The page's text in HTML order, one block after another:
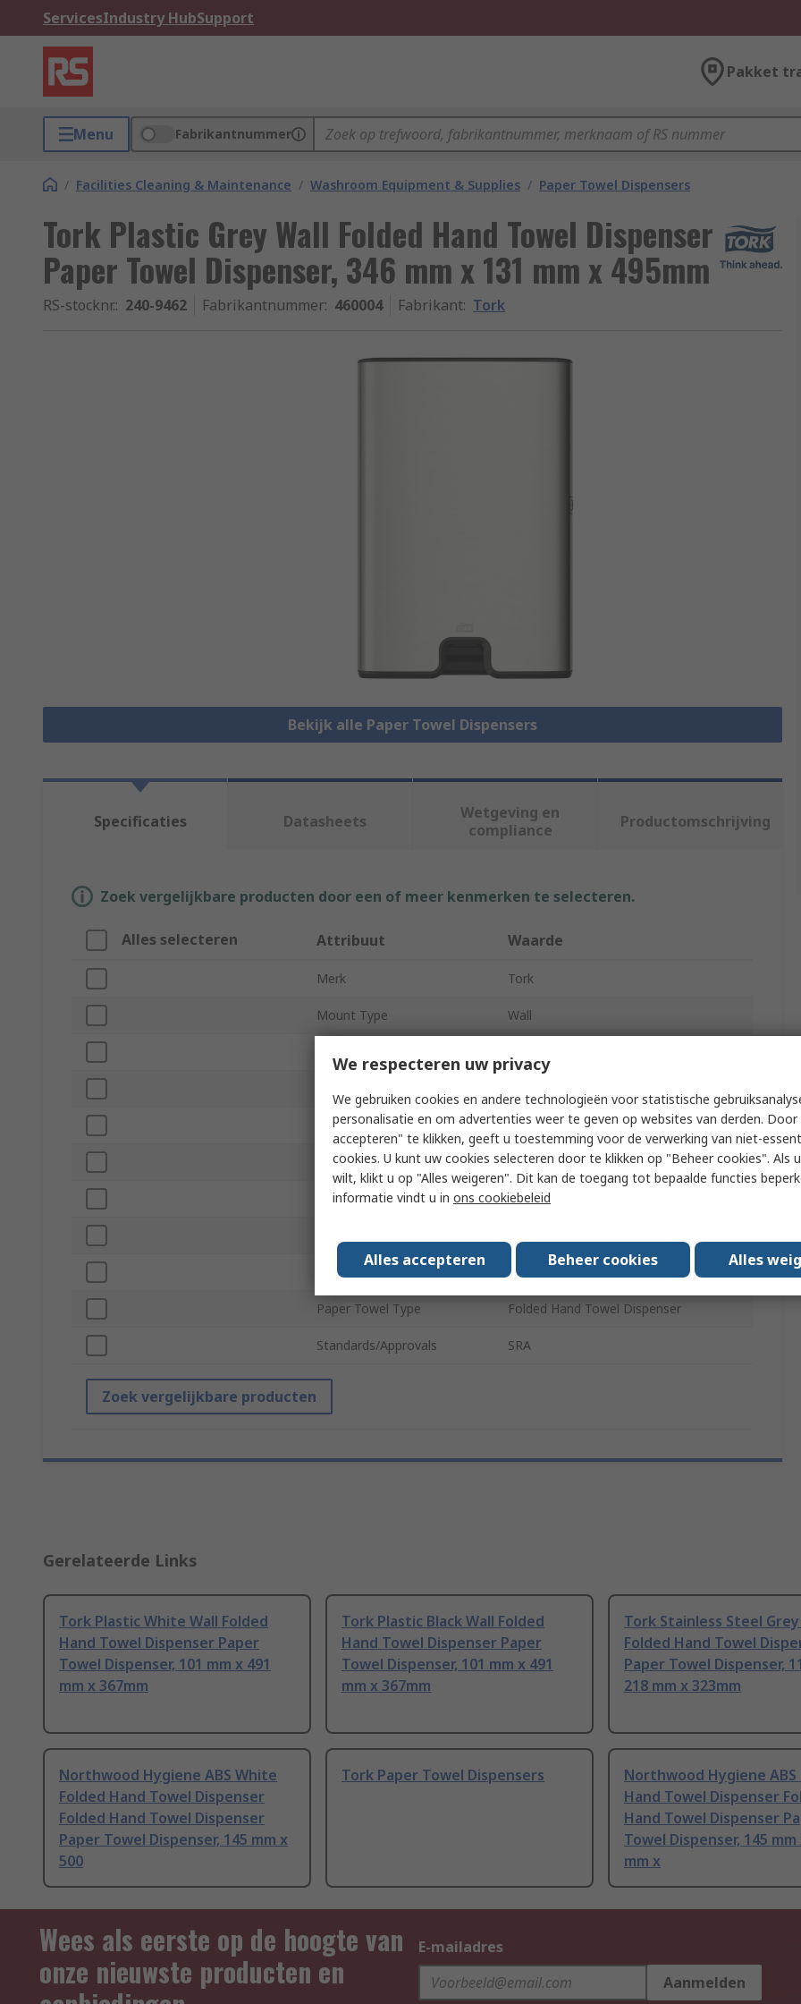
ServicesIndustry HubSupport
Pakket
Menu Fabrikantnummer
/ Facilities Cleaning & Maintenance / Washroom Equipment & Supplies / Paper Towel Dispensers
Tork Plastic Grey Wall Folded Hand Towel Dispenser
Paper Towel Dispenser, 346 mm x 131 mm x 495mm
RS-stocknr.: 240-9462 Fabrikantnummer: 460004 Fabrikant: Tork
Bekijk alle Paper Towel Dispensers
Specificaties Datasheets
Wetgeving en
compliance
Productomschrijving
Zoek vergelijkbare producten door een of meer kenmerken te selecteren.
Alles selecteren Attribuut Waarde
Merk Tork
Mount Type Wall
Width 495mm
Depth 346mm
Height 131mm
Dispenser Operation One At A Time Dispensing
Paper Towel Type Folded Hand Towel Dispenser
Standards/Approvals SRA
Zoek vergelijkbare producten
Gerelateerde Links
Tork Plastic White Wall Folded
Hand Towel Dispenser Paper
Towel Dispenser, 101 mm x 491
mm x 367mm
Tork Plastic Black Wall Folded
Hand Towel Dispenser Paper
Towel Dispenser, 101 mm x 491
mm x 367mm
Tork Stainless Steel Grey
Folded Hand Towel
Paper Towel Dispenser,
218 mm x 323mm
Northwood Hygiene ABS White
Folded Hand Towel Dispenser
Folded Hand Towel Dispenser
Paper Towel Dispenser, 145 mm x
500
Tork Paper Towel Dispensers
Northwood Hygiene ABS
Hand Towel Dispenser
Hand Towel Dispenser
Towel Dispenser, 145 mm
mm x
Wees als eerste op de hoogte van
onze nieuwste producten en
E-mailadres
Aanmelden
We respecteren uw privacy
We gebruiken cookies en andere technologieën voor statistische
personalisatie en om advertenties weer te geven op websites van derden. Door
accepteren" te klikken, geeft u toestemming voor de verwerking van niet-
cookies. U kunt uw cookies selecteren door te klikken op "Beheer cookies". Als
wilt, klikt u op "Alles weigeren". Dit kan de toegang tot bepaalde functies
informatie vindt u in ons cookiebeleid
Alles accepteren Beheer cookies Alles